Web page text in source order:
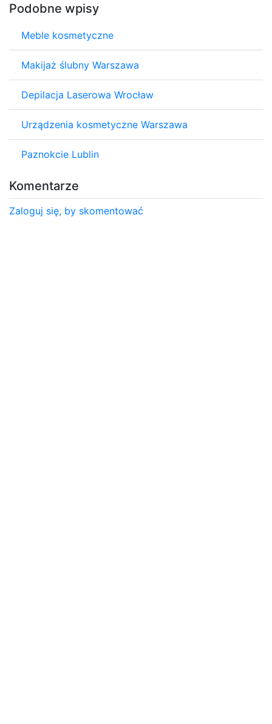
Podobne wpisy
Meble kosmetyczne
Makijaż ślubny Warszawa
Depilacja Laserowa Wrocław
Urządzenia kosmetyczne Warszawa
Paznokcie Lublin
Komentarze
Zaloguj się, by skomentować